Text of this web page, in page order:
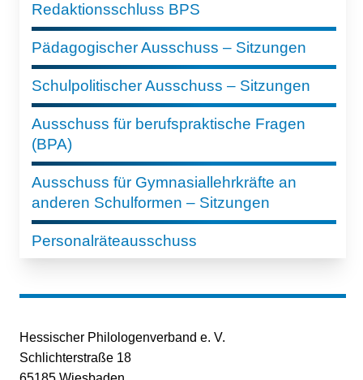
Redaktionsschluss BPS
Pädagogischer Ausschuss – Sitzungen
Schulpolitischer Ausschuss – Sitzungen
Ausschuss für berufspraktische Fragen
(BPA)
Ausschuss für Gymnasiallehrkräfte an
anderen Schulformen – Sitzungen
Personalräteausschuss
Hessischer Philologenverband e. V.
Schlichterstraße 18